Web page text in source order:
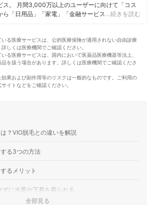
ス。 月間3,000万以上のユーザーに向けて「コス
ら「日用品」「家電」「金融サービス」まで、ベ
テンツ制作チームのプロフィール
…続きを読む
る医療サービスは、公的医療保険が適用されない自由診療
しくは医療機関でご確認ください。
る医療サービスは、国内において医薬品医療機器等法上、
を扱う場合があります。詳しくは医療機関でご確認くださ
果および副作用等のリスクは一般的なものです。ご利用の
イトなどをご確認ください。
？VIO脱毛との違いを解説
る3つの方法
るメリット
ずに水着や下着を着られる
全部見る